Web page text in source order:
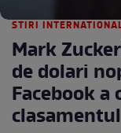
STIRI
Mark
de dolari
Facebook